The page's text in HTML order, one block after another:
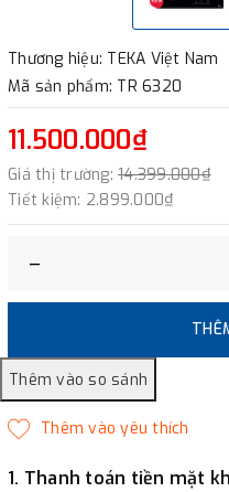
Thương hiệu: TEKA Việt Nam
Mã sản phẩm: TR 6320
11.500.000₫
Giá thị trường: 14.399.000₫
Tiết kiệm: 2.899.000₫
–
1. Thanh toán tiền mặt